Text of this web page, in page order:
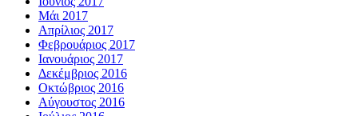
Μάι 2017
Απρίλιος 2017
Φεβρουάριος 2017
Ιανουάριος 2017
Δεκέμβριος 2016
Οκτώβριος 2016
Αύγουστος 2016